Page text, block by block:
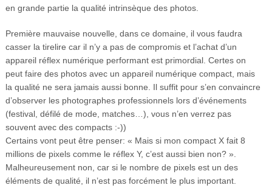
en grande partie la qualité intrinsèque des photos.
Première mauvaise nouvelle, dans ce domaine, il vous faudra
casser la tirelire car il n’y a pas de compromis et l’achat d’un
appareil réflex numérique performant est primordial. Certes on
peut faire des photos avec un appareil numérique compact, mais
la qualité ne sera jamais aussi bonne. Il suffit pour s’en convaincre
d’observer les photographes professionnels lors d’événements
(festival, défilé de mode, matches…), vous n’en verrez pas
souvent avec des compacts :-))
Certains vont peut être penser: « Mais si mon compact X fait 8
millions de pixels comme le réflex Y, c’est aussi bien non? ».
Malheureusement non, car si le nombre de pixels est un des
éléments de qualité, il n’est pas forcément le plus important.